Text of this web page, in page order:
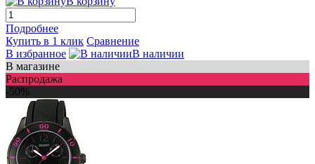
Подробнее
Купить в 1 клик Сравнение
В избранное
В наличии
В магазине
Распродажа
-50%